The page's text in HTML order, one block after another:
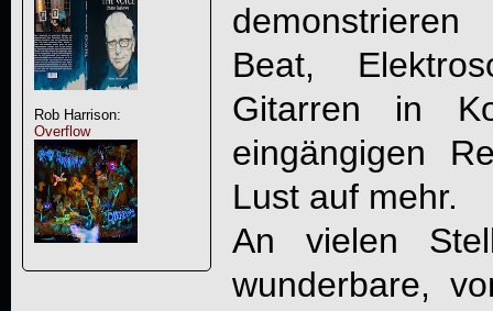
Rob Harrison:
Overflow
Beat,
Gitarren in
eingängigen
Lust auf mehr.
An vielen
wunderbare,